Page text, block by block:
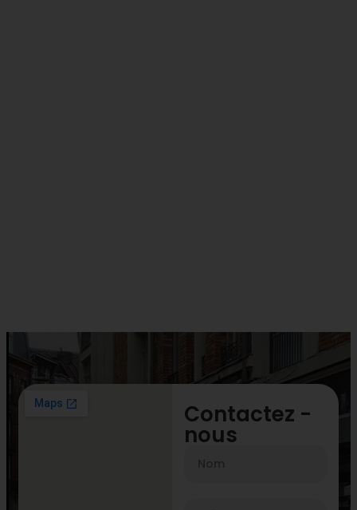
Contactez -
nous